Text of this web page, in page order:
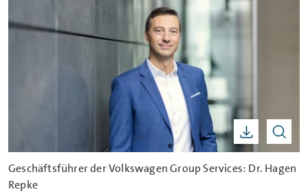
Geschäftsführer der Volkswagen Group Services: Dr. Hagen
Repke